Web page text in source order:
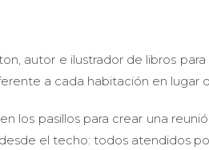
autor e ilustrador de libros
a cada habitación en lugar
los pasillos para crear una
el techo: todos atendidos